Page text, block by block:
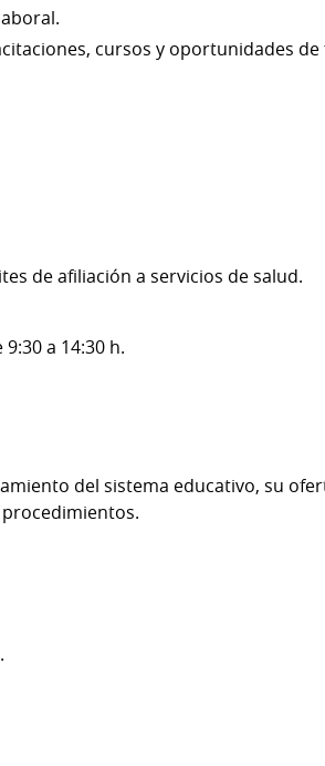
cursos y oportunidades
de afiliación a servicios de salud.
a 14:30 h.
del sistema educativo, su